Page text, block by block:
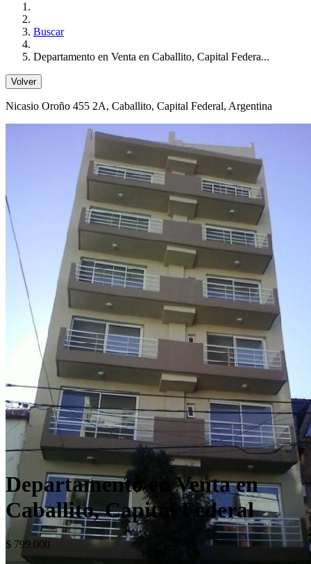
Buscar
Departamento en Venta en Caballito, Capital Federa...
Volver
Nicasio Oroño 455 2A, Caballito, Capital Federal, Argentina
Departamento en Venta en
Caballito, Capital Federal
$ 799.000